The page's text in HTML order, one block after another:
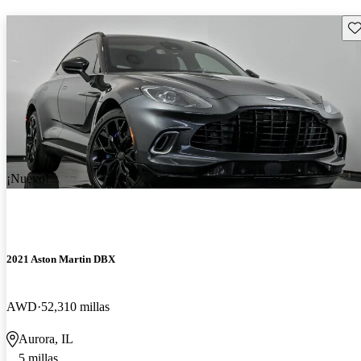
¡Nuevo!
2021 Aston Martin DBX
AWD 52,310 millas
Aurora, IL